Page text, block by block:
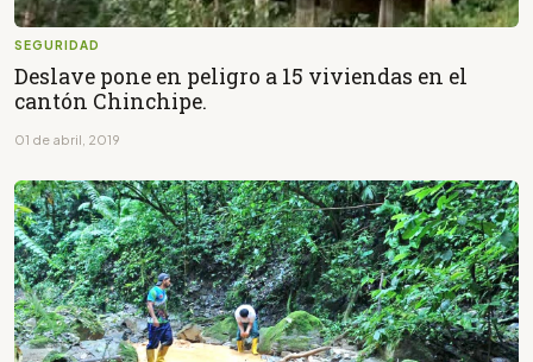
SEGURIDAD
Deslave pone en peligro a 15 viviendas en el
cantón Chinchipe.
01 de abril, 2019